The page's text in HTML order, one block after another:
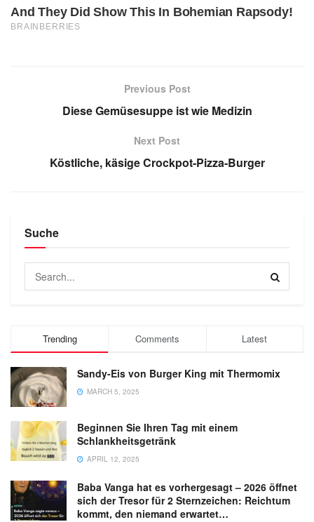
Previous Post
Diese Gemüsesuppe ist wie Medizin
Next Post
Köstliche, käsige Crockpot-Pizza-Burger
Suche
Trending Comments Latest
Sandy-Eis von Burger King mit Thermomix
MARCH 5, 2025
Beginnen Sie Ihren Tag mit einem
Schlankheitsgetränk
APRIL 12, 2025
Baba Vanga hat es vorhergesagt – 2026 öffnet
sich der Tresor für 2 Sternzeichen: Reichtum
kommt, den niemand erwartet…